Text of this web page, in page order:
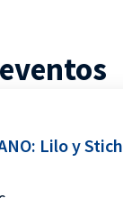
Lilo y Stich